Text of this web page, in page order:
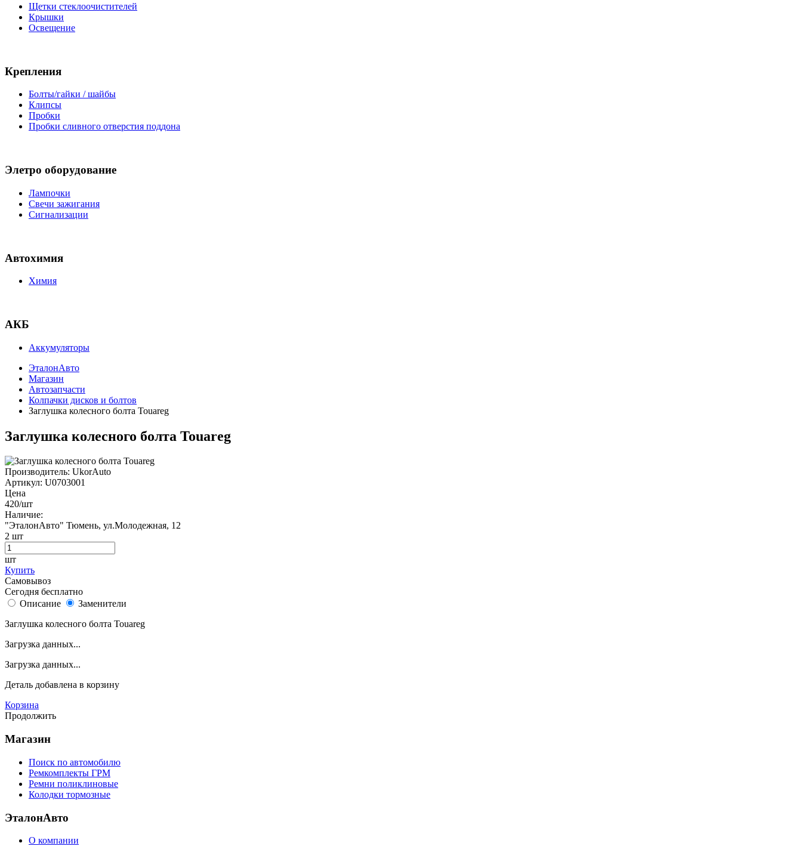
Щетки стеклоочистителей
Крышки
Освещение
Крепления
Болты/гайки / шайбы
Клипсы
Пробки
Пробки сливного отверстия поддона
Элетро оборудование
Лампочки
Свечи зажигания
Сигнализации
Автохимия
Химия
АКБ
Аккумуляторы
ЭталонАвто
Магазин
Автозапчасти
Колпачки дисков и болтов
Заглушка колесного болта Touareg
Заглушка колесного болта Touareg
Производитель: UkorAuto
Артикул: U0703001
Цена
420/шт
Наличие:
"ЭталонАвто" Тюмень, ул.Молодежная, 12
2 шт
шт
Купить
Самовывоз
Сегодня бесплатно
Описание
Заменители
Заглушка колесного болта Touareg
Загрузка данных...
Загрузка данных...
Деталь добавлена в корзину
Корзина
Продолжить
Магазин
Поиск по автомобилю
Ремкомплекты ГРМ
Ремни поликлиновые
Колодки тормозные
ЭталонАвто
О компании